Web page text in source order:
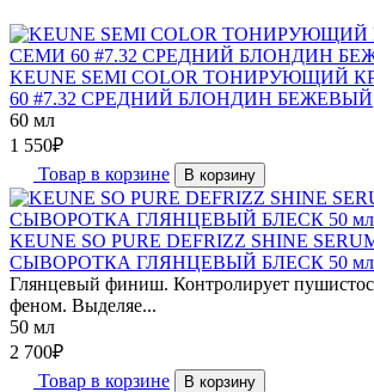
KEUNE SEMI COLOR ТОНИРУЮЩИЙ
60 #7.32 СРЕДНИЙ БЛОНДИН БЕЖЕВЫЙ
60 мл
1 550₽
Товар в корзине
В корзину
KEUNE SO PURE DEFRIZZ SHINE
СЫВОРОТКА ГЛЯНЦЕВЫЙ БЛЕСК 50 мл
Глянцевый финиш. Контролирует
феном. Выделяе...
50 мл
2 700₽
Товар в корзине
В корзину